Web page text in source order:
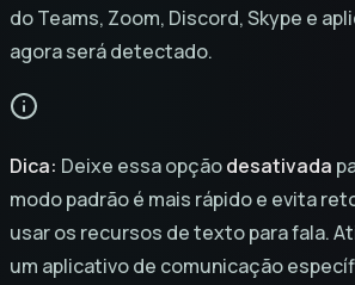
do Teams, Zoom, Discord, Skype e
agora será detectado.
Dica: Deixe essa opçãodesativada
modo padrão é mais rápido e evita
usar os recursos de texto para fala.
um aplicativo de comunicação